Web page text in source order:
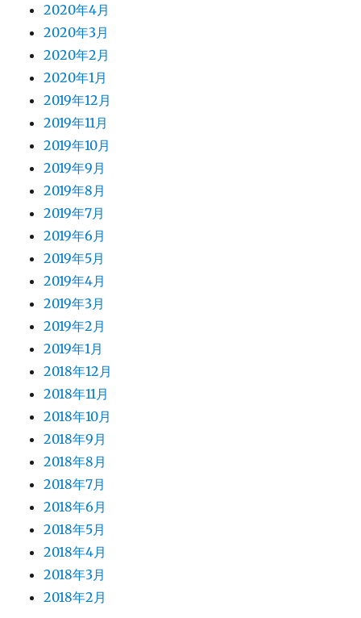
2020年4月
2020年3月
2020年2月
2020年1月
2019年12月
2019年11月
2019年10月
2019年9月
2019年8月
2019年7月
2019年6月
2019年5月
2019年4月
2019年3月
2019年2月
2019年1月
2018年12月
2018年11月
2018年10月
2018年9月
2018年8月
2018年7月
2018年6月
2018年5月
2018年4月
2018年3月
2018年2月